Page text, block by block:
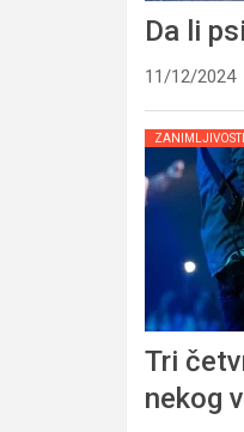
Da li
11/12/2024
ZANIMLJIVOSTI
Tri
nekog